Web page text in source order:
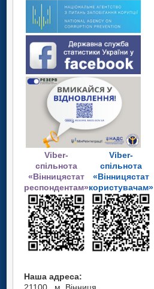
Viber-
спільнота
«Вінницястат
респондентам»
Viber-
спільнота
«Вінницястат
користувачам»
Наша адреса: